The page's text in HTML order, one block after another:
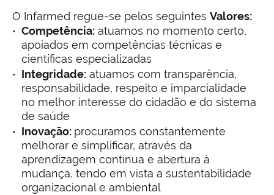
O Infarmed regue-se pelos seguintes Valores:
Competência: atuamos no momento certo,
apoiados em competências técnicas e
científicas especializadas
Integridade: atuamos com transparência,
responsabilidade, respeito e imparcialidade
no melhor interesse do cidadão e do sistema
de saúde
Inovação: procuramos constantemente
melhorar e simplificar, através da
aprendizagem contínua e abertura à
mudança, tendo em vista a sustentabilidade
organizacional e ambiental